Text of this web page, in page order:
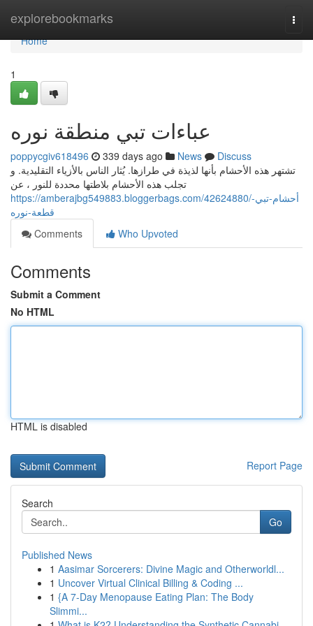
explorebookmarks
Home
Home
1
عباءات تبي منطقة نوره
poppycgiv618496 339 days ago News
Discuss
تشتهر هذه الأحشام بأنها لذيذة في طرازها. يُثار الناس بالأزياء التقليدية. و
تجلب هذه الأحشام بلاطتها محددة للنور ، عن
https://amberajbg549883.bloggerbags.com/42624880/أحشام-تبي-
قطعة-نوره
Comments
Who Upvoted
Comments
Submit a Comment
No HTML
HTML is disabled
Report Page
Search
Go
Published News
1 Aasimar Sorcerers: Divine Magic and Otherworldl...
1 Uncover Virtual Clinical Billing & Coding ...
1 {A 7-Day Menopause Eating Plan: The Body
Slimmi...